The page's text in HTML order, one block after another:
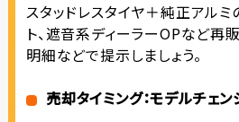
スタッドレスタイヤ＋純正アルミ
ト、遮音系ディーラーOPなど再
明細などで提示しましょう。
売却タイミング：モデルチェ